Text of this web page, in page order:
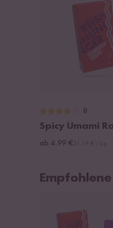
8
Spicy Umami
ab 4,99 €